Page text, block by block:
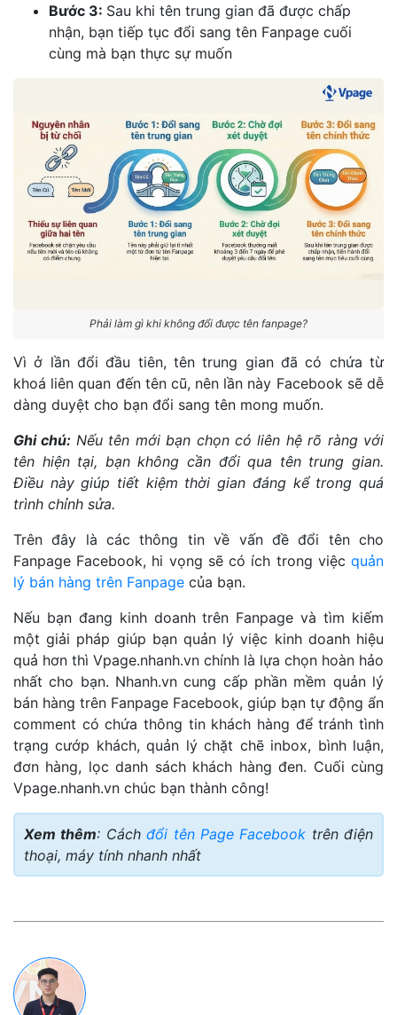
Bước 3: Sau khi tên trung gian đã được chấp
nhận, bạn tiếp tục đổi sang tên Fanpage cuối
cùng mà bạn thực sự muốn
Phải làm gì khi không đổi được tên fanpage?
Vì ở lần đổi đầu tiên, tên trung gian đã có chứa từ
khoá liên quan đến tên cũ, nên lần này Facebook sẽ dễ
dàng duyệt cho bạn đổi sang tên mong muốn.
Ghi chú: Nếu tên mới bạn chọn có liên hệ rõ ràng với
tên hiện tại, bạn không cần đổi qua tên trung gian.
Điều này giúp tiết kiệm thời gian đáng kể trong quá
trình chỉnh sửa.
Trên đây là các thông tin về vấn đề đổi tên cho
Fanpage Facebook, hi vọng sẽ có ích trong việc quản
lý bán hàng trên Fanpage của bạn.
Nếu bạn đang kinh doanh trên Fanpage và tìm kiếm
một giải pháp giúp bạn quản lý việc kinh doanh hiệu
quả hơn thì Vpage.nhanh.vn chính là lựa chọn hoàn hảo
nhất cho bạn. Nhanh.vn cung cấp phần mềm quản lý
bán hàng trên Fanpage Facebook, giúp bạn tự động ẩn
comment có chứa thông tin khách hàng để tránh tình
trạng cướp khách, quản lý chặt chẽ inbox, bình luận,
đơn hàng, lọc danh sách khách hàng đen. Cuối cùng
Vpage.nhanh.vn chúc bạn thành công!
Xem thêm: Cáchđổi tên Page Facebook trên điện
thoại, máy tính nhanh nhất